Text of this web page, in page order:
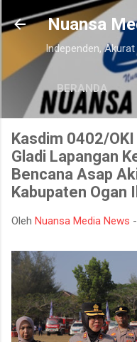
Nuansa
Independen,
BERANDA
Kasdim 0402/
Gladi Lapangan
Bencana Asap
Kabupaten Ogan
Oleh Nuansa Media News -